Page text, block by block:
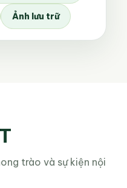
Ảnh lưu trữ
trào và sự kiện nội